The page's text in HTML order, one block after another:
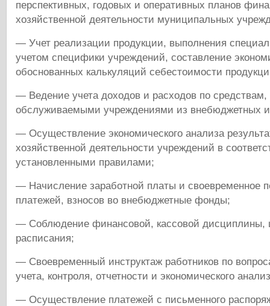
перспективных, годовых и оперативных планов
хозяйственной деятельности муниципальных
— Учет реализации продукции, выполнения
учетом специфики учреждений, составление
обоснованных калькуляций себестоимости
— Ведение учета доходов и расходов по
обслуживаемыми учреждениями из внебюджетных
— Осуществление экономического анализа
хозяйственной деятельности учреждений в
установленными правилами;
— Начисление заработной платы и своевременное
платежей, взносов во внебюджетные фонды;
— Соблюдение финансовой, кассовой дисциплины,
расписания;
— Своевременный инструктаж работников по
учета, контроля, отчетности и экономического
— Осуществление платежей с письменного